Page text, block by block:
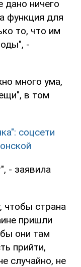
дано ничего
функция для
то, что им
-
много ума,
в том
соцсети
- заявила
чтобы страна
пришли
они там
прийти,
случайно, не